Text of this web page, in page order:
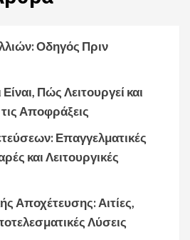
Οδηγός Πριν
Πώς Λειτουργεί και
Αποφράξεις
Επαγγελματικές
και Λειτουργικές
Αποχέτευσης: Αιτίες,
Λύσεις